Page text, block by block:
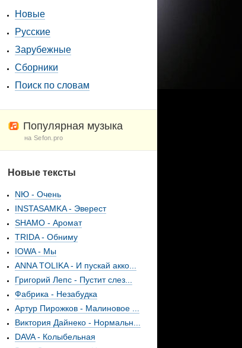
Новые
Русские
Зарубежные
Сборники
Поиск по словам
Популярная музыка
на Sefon.pro
Новые тексты
NЮ - Очень
INSTASAMKA - Эверест
SHAMO - Аромат
TRIDA - Обниму
IOWA - Мы
ANNA TOLIKA - И пускай акко...
Григорий Лепс - Пустит слез...
Фабрика - Незабудка
Артур Пирожков - Малиновое ...
Виктория Дайнеко - Нормальн...
DAVA - Колыбельная